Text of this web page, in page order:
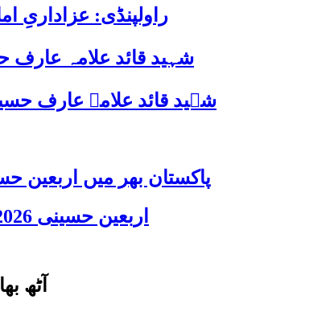
راولپنڈی:
شہید قائد علامہ عارف
شہید قائد علامہ عارف حسین الحسینیؒ کی 38ویں برسی پر قائد ملت
پاکستان بھر میں اربعین حسینی 2026 عقیدت، اتحاد اور جوش و جذبے کے ساتھ منایا گیا، لاکھوں
اربعین حسینی 2026: عزاداری فکر حسینی کی ترویج کا ذریعہ ہے، قائد ملت جعفریہ آیت اللہ سید ساجد علی نقوی
آٹھ